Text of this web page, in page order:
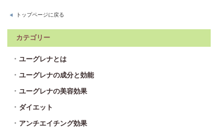
トップページに戻る
カテゴリー
ユーグレナとは
ユーグレナの成分と効能
ユーグレナの美容効果
ダイエット
アンチエイチング効果